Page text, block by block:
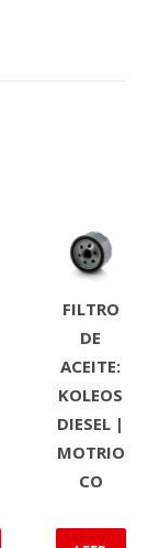
FILTRO
DE
ACEITE:
KOLEOS
DIESEL |
MOTRIO
CO